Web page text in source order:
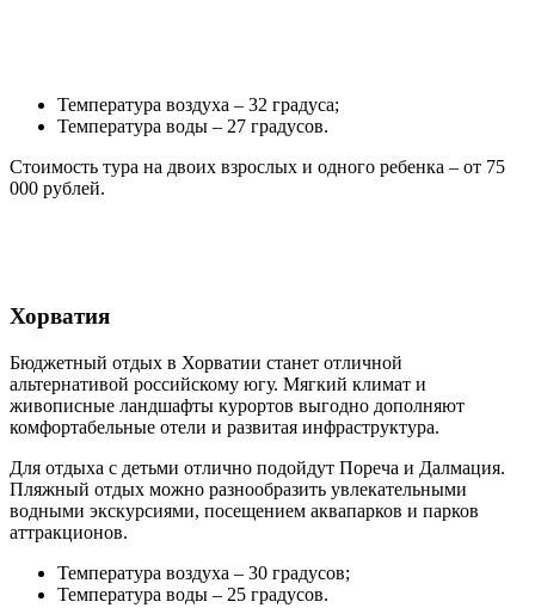
Температура воздуха – 32 градуса;
Температура воды – 27 градусов.
Стоимость тура на двоих взрослых и одного ребенка – от 75
000 рублей.
Хорватия
Бюджетный отдых в Хорватии станет отличной
альтернативой российскому югу. Мягкий климат и
живописные ландшафты курортов выгодно дополняют
комфортабельные отели и развитая инфраструктура.
Для отдыха с детьми отлично подойдут Пореча и Далмация.
Пляжный отдых можно разнообразить увлекательными
водными экскурсиями, посещением аквапарков и парков
аттракционов.
Температура воздуха – 30 градусов;
Температура воды – 25 градусов.